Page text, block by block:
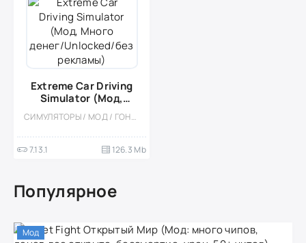
Extreme Car Driving
Simulator (Мод,
Много
денег/Unlocked/без
СИМУЛЯТОРЫ / МОД / ГОНКИ / КАЗУАЛЬНЫЕ / СТИЛИЗАЦИЯ / ОФЛАЙН / ОДНОПОЛЬЗОВАТЕЛЬСКИЕ / ВСТРОЕННЫЙ КЕШ / 3D / РЕАЛИЗМ / ОТКРЫТЫЙ МИР
7.13.1 126.3 Mb
Популярное
Мод